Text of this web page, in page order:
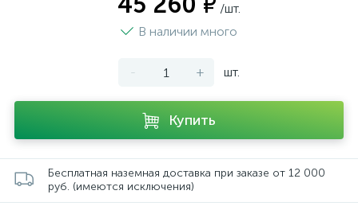
/шт.
В наличии много
- + шт.
Купить
Бесплатная наземная доставка при заказе от 12 000
руб. (имеются исключения)